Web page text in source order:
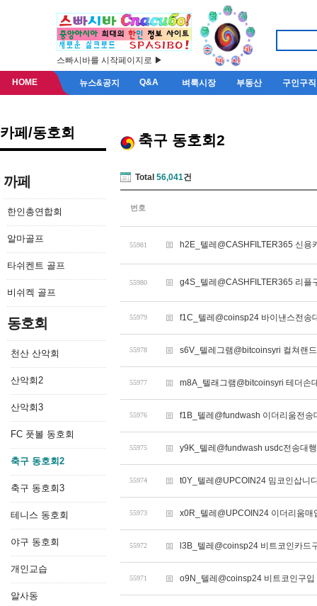
스빠시바를 시작페이지로 ▶
HOME 뉴스&공지 Q&A 벼룩시장 부동산 구인구직
카페/동호회
까페
한인총연합회
알마골프
타쉬켄트 골프
비쉬켁 골프
동호회
천산 산악회
산악회2
산악회3
FC 풋볼 동호회
축구 동호회2
축구 동호회3
테니스 동호회
야구 동호회
개인교습
알사동
축구 동호회2
Total 56,041건
번호
55981 h2E_텔레@CASHFILTER365 신용
55980 g4S_텔레@CASHFILTER365 리플
55979 f1C_텔레@coinsp24 바이낸스전송
55978 s6V_텔레그램@bitcoinsyri 컬쳐랜
55977 m8A_텔래그램@bitcoinsyri 테더손
55976 f1B_텔레@fundwash 이더리움전송
55975 y9K_텔레@fundwash usdc전송대
55974 t0Y_텔레@UPCOIN24 밈코인삽니
55973 x0R_텔레@UPCOIN24 이더리움매
55972 l3B_텔레@coinsp24 비트코인카드
55971 o9N_텔레@coinsp24 비트코인구